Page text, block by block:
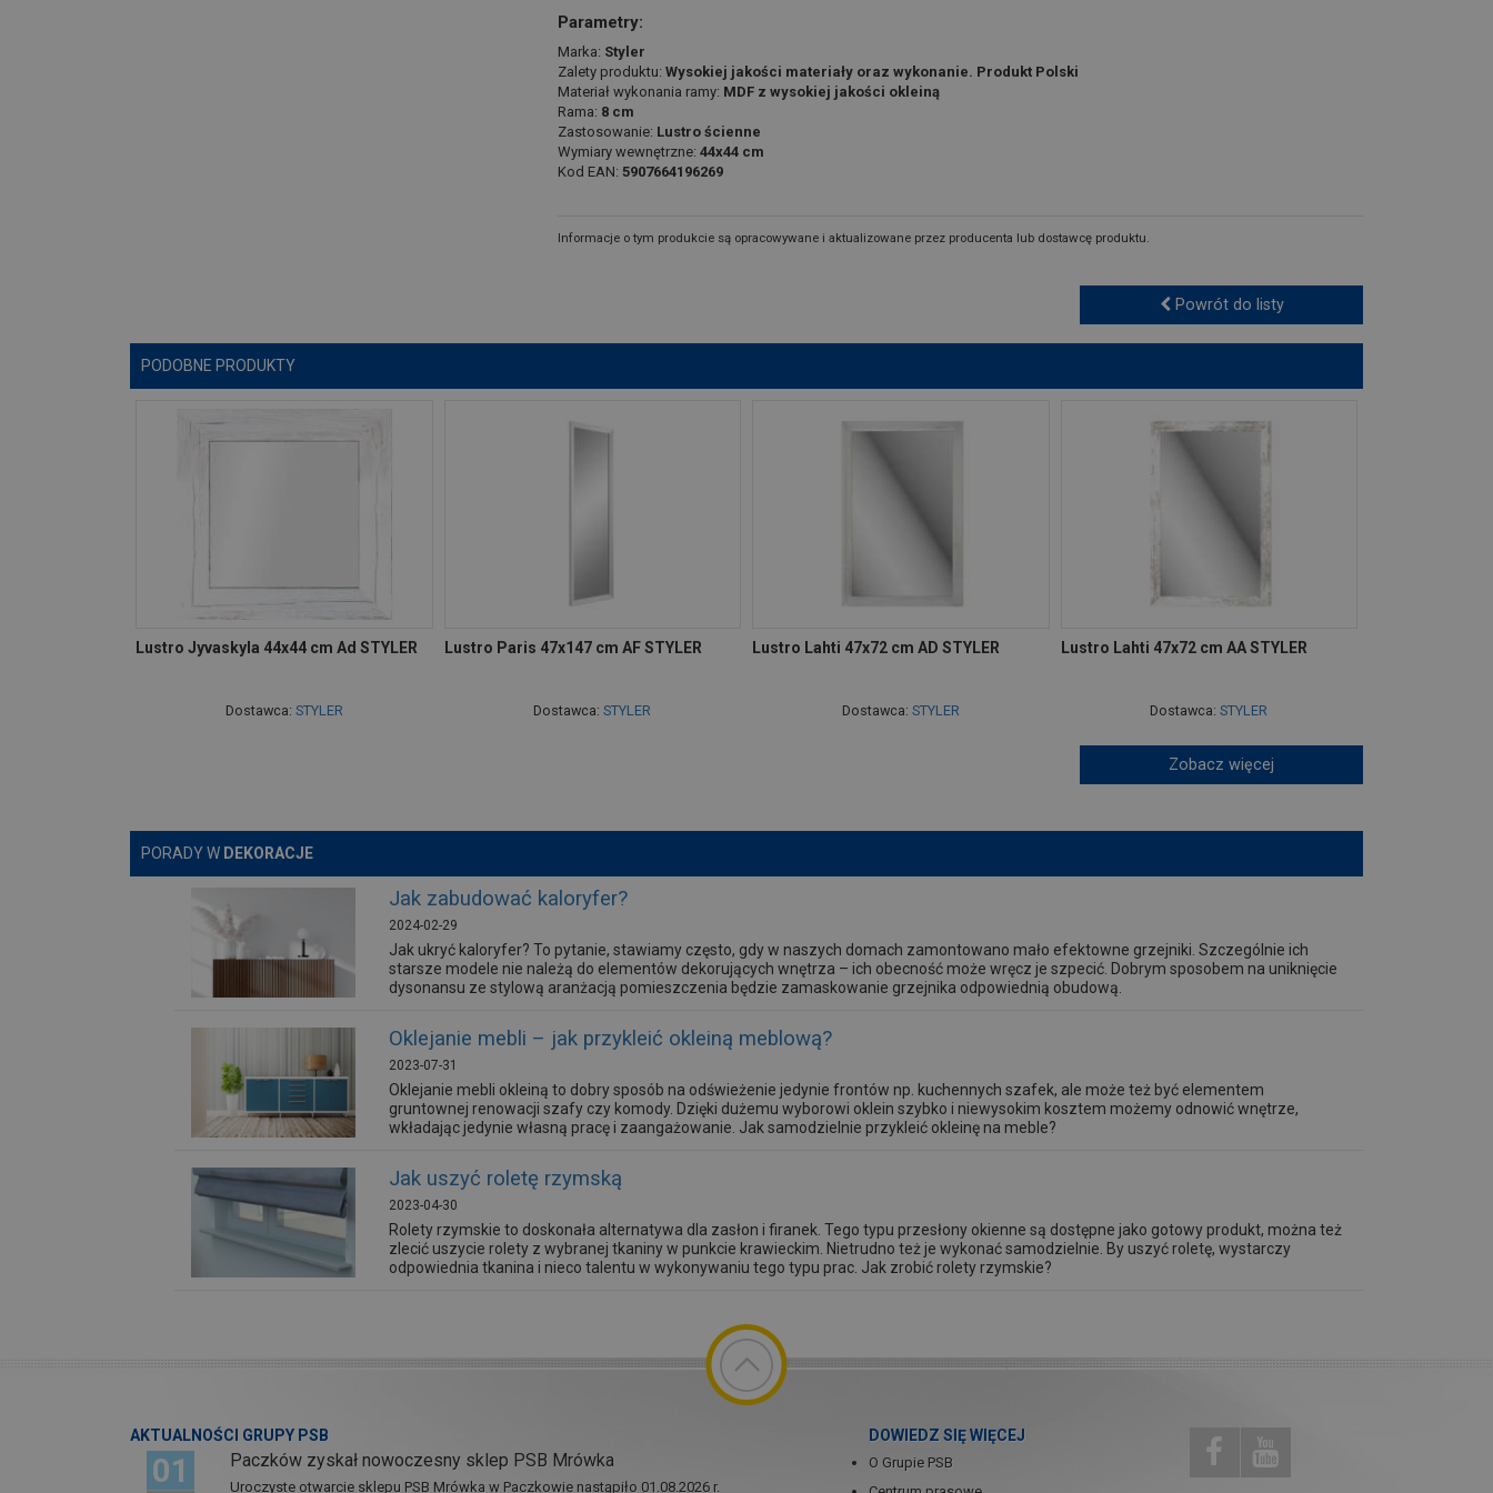
Parametry:
Marka: Styler
Zalety produktu: Wysokiej jakości materiały oraz wykonanie. Produkt Polski
Materiał wykonania ramy: MDF z wysokiej jakości okleiną
Rama: 8 cm
Zastosowanie: Lustro ścienne
Wymiary wewnętrzne: 44x44 cm
Kod EAN: 5907664196269
Informacje o tym produkcie są opracowywane i aktualizowane przez producenta lub dostawcę produktu.
Powrót do listy
PODOBNE PRODUKTY
Lustro Jyvaskyla 44x44 cm Ad STYLER
Dostawca: STYLER
Lustro Paris 47x147 cm AF STYLER
Dostawca:STYLER
Lustro Lahti 47x72 cm AD STYLER
Dostawca: STYLER
Lustro Lahti 47x72 cm AA STYLER
Dostawca:STYLER
Zobacz więcej
PORADY W DEKORACJE
Jak zabudować kaloryfer?
2024-02-29
Jak ukryć kaloryfer? To pytanie, stawiamy często, gdy w naszych domach zamontowano mało efektowne grzejniki. Szczególnie ich
starsze modele nie należą do elementów dekorujących wnętrza – ich obecność może wręcz je szpecić. Dobrym sposobem na uniknięcie
dysonansu ze stylową aranżacją pomieszczenia będzie zamaskowanie grzejnika odpowiednią obudową.
Oklejanie mebli – jak przykleić okleiną meblową?
2023-07-31
Oklejanie mebli okleiną to dobry sposób na odświeżenie jedynie frontów np. kuchennych szafek, ale może też być elementem
gruntownej renowacji szafy czy komody. Dzięki dużemu wyborowi oklein szybko i niewysokim kosztem możemy odnowić wnętrze,
wkładając jedynie własną pracę i zaangażowanie. Jak samodzielnie przykleić okleinę na meble?
Jak uszyć roletę rzymską
2023-04-30
Rolety rzymskie to doskonała alternatywa dla zasłon i firanek. Tego typu przesłony okienne są dostępne jako gotowy produkt, można też
zlecić uszycie rolety z wybranej tkaniny w punkcie krawieckim. Nietrudno też je wykonać samodzielnie. By uszyć roletę, wystarczy
odpowiednia tkanina i nieco talentu w wykonywaniu tego typu prac. Jak zrobić rolety rzymskie?
AKTUALNOŚCI GRUPY PSB
01 Paczków zyskał nowoczesny sklep PSB Mrówka
Uroczyste otwarcie sklepu PSB Mrówka w Paczkowie nastąpiło 01.08.2026 r.
DOWIEDZ SIĘ WIĘCEJ
O Grupie PSB